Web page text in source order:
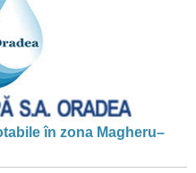
în zona Magheru–